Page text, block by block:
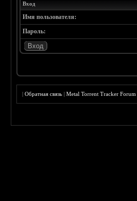
Вход
Имя пользователя:
Пароль:
|Обратная связь |Metal Torrent Tracker Forum